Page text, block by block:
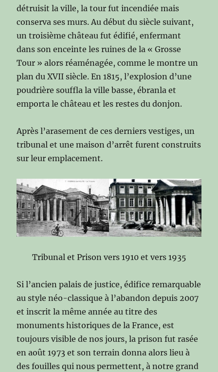
détruisit la ville, la tour fut incendiée mais
conserva ses murs. Au début du siècle suivant,
un troisième château fut édifié, enfermant
dans son enceinte les ruines de la « Grosse
Tour » alors réaménagée, comme le montre un
plan du XVII siècle. En 1815, l’explosion d’une
poudrière souffla la ville basse, ébranla et
emporta le château et les restes du donjon.
Après l’arasement de ces derniers vestiges, un
tribunal et une maison d’arrêt furent construits
sur leur emplacement.
Tribunal et Prison vers 1910 et vers 1935
Si l’ancien palais de justice, édifice remarquable
au style néo-classique à l’abandon depuis 2007
et inscrit la même année au titre des
monuments historiques de la France, est
toujours visible de nos jours, la prison fut rasée
en août 1973 et son terrain donna alors lieu à
des fouilles qui nous permettent, à notre grand